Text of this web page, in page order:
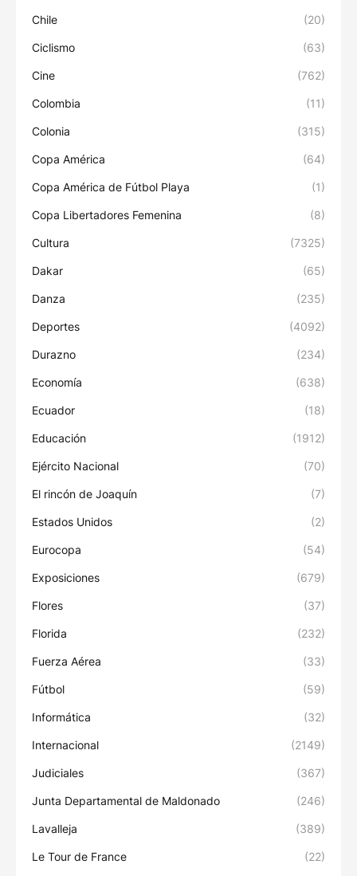
Chile (20)
Ciclismo (63)
Cine (762)
Colombia (11)
Colonia (315)
Copa América (64)
Copa América de Fútbol Playa (1)
Copa Libertadores Femenina (8)
Cultura (7325)
Dakar (65)
Danza (235)
Deportes (4092)
Durazno (234)
Economía (638)
Ecuador (18)
Educación (1912)
Ejército Nacional (70)
El rincón de Joaquín (7)
Estados Unidos (2)
Eurocopa (54)
Exposiciones (679)
Flores (37)
Florida (232)
Fuerza Aérea (33)
Fútbol (59)
Informática (32)
Internacional (2149)
Judiciales (367)
Junta Departamental de Maldonado (246)
Lavalleja (389)
Le Tour de France (22)